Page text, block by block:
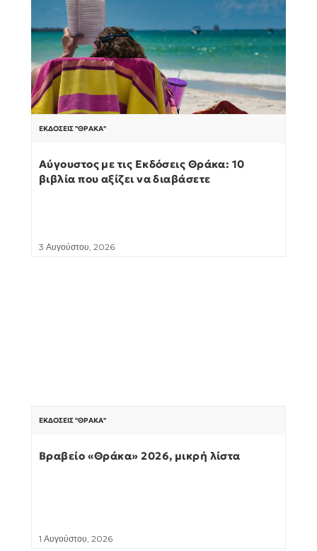
ΕΚΔΌΣΕΙΣ "ΘΡΆΚΑ"
Αύγουστος με τις Εκδόσεις Θράκα: 10
βιβλία που αξίζει να διαβάσετε
3 Αυγούστου, 2026
ΕΚΔΌΣΕΙΣ "ΘΡΆΚΑ"
Βραβείο «Θράκα» 2026, μικρή λίστα
1 Αυγούστου, 2026